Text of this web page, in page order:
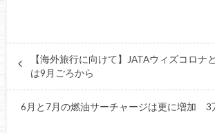
【海外旅行に向けて】JATAウィズコロナ
は9月ごろから
6月と7月の燃油サーチャージは更に増加 3